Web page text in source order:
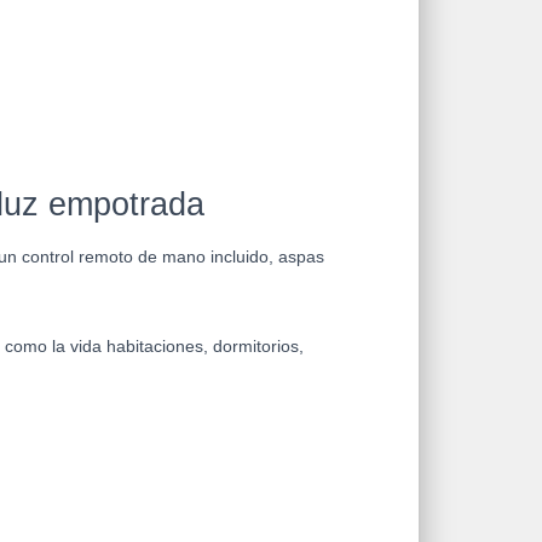
empotrada
control remoto de mano incluido, aspas
la vida habitaciones, dormitorios,